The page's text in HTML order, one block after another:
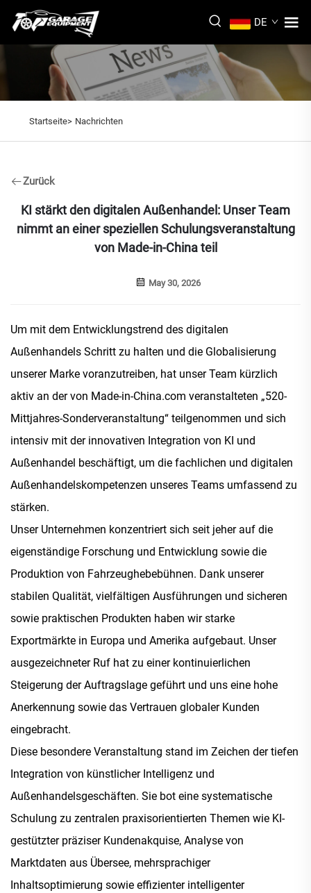
DE
Startseite> Nachrichten
Zurück
KI stärkt den digitalen Außenhandel: Unser Team
nimmt an einer speziellen Schulungsveranstaltung
von Made-in-China teil
May 30, 2026
Um mit dem Entwicklungstrend des digitalen
Außenhandels Schritt zu halten und die Globalisierung
unserer Marke voranzutreiben, hat unser Team kürzlich
aktiv an der von Made-in-China.com veranstalteten „520-
Mittjahres-Sonderveranstaltung“ teilgenommen und sich
intensiv mit der innovativen Integration von KI und
Außenhandel beschäftigt, um die fachlichen und digitalen
Außenhandelskompetenzen unseres Teams umfassend zu
stärken.
Unser Unternehmen konzentriert sich seit jeher auf die
eigenständige Forschung und Entwicklung sowie die
Produktion von Fahrzeughebebühnen. Dank unserer
stabilen Qualität, vielfältigen Ausführungen und sicheren
sowie praktischen Produkten haben wir starke
Exportmärkte in Europa und Amerika aufgebaut. Unser
ausgezeichneter Ruf hat zu einer kontinuierlichen
Steigerung der Auftragslage geführt und uns eine hohe
Anerkennung sowie das Vertrauen globaler Kunden
eingebracht.
Diese besondere Veranstaltung stand im Zeichen der tiefen
Integration von künstlicher Intelligenz und
Außenhandelsgeschäften. Sie bot eine systematische
Schulung zu zentralen praxisorientierten Themen wie KI-
gestützter präziser Kundenakquise, Analyse von
Marktdaten aus Übersee, mehrsprachiger
Inhaltsoptimierung sowie effizienter intelligenter